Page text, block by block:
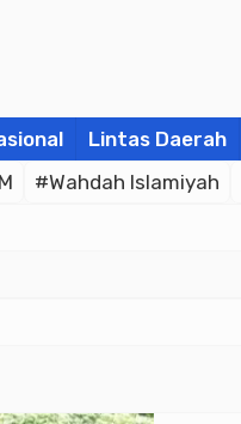
Lintas Daerah
#Wahdah Islamiyah